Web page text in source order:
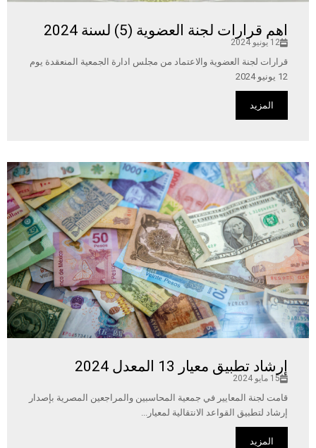
اهم قرارات لجنة العضوية (5) لسنة 2024
12 يونيو 2024
قرارات لجنة العضوية والاعتماد من مجلس ادارة الجمعية المنعقدة يوم
12 يونيو 2024
المزيد
إرشاد تطبيق معيار 13 المعدل 2024
15 مايو 2024
قامت لجنة المعايير في جمعية المحاسبين والمراجعين المصرية بإصدار
إرشاد لتطبيق القواعد الانتقالية لمعيار...
المزيد